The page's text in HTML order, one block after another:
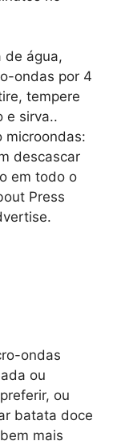
de água,
ondas por 4
tempere
e sirva..
microondas:
descascar
em todo o
Press
ondas
ou
ou
batata doce
mais